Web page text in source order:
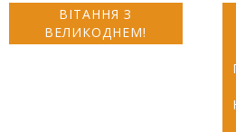
ВІТАННЯ З
ВЕЛИКОДНЕМ!